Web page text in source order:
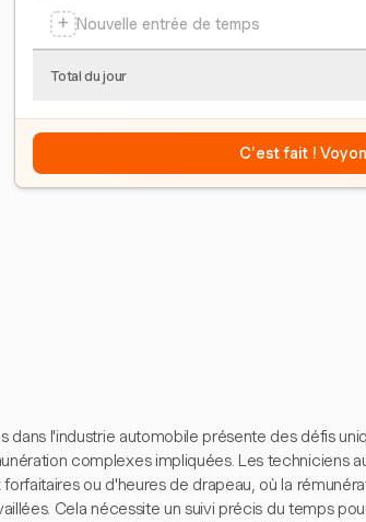
+ Nouvelle entrée de temps
Total du jour
C'est fait !
dans l'industrie automobile présente des défis
complexes impliquées. Les techniciens
ou d'heures de drapeau, où la
Cela nécessite un suivi précis du temps